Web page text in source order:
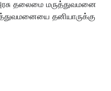
தலைமை மருத்துவமனை
தனியாருக்கு